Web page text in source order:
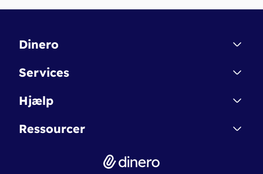
Dinero
Kontakt
Betingelser & Sikkerhed
Nye funktioner
Services
Dinero Starter
Dinero Pro
Hjælp
Regnskabsordbogen
Ressourcer